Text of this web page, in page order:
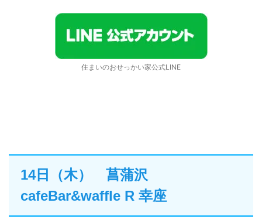
住まいのおせっかい家公式LINE
14日（木） 菖蒲沢
cafeBar&waffle R 幸座